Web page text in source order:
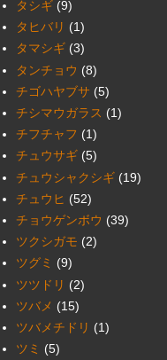
タシギ (9)
タヒバリ (1)
タマシギ (3)
タンチョウ (8)
チゴハヤブサ (5)
チシマウガラス (1)
チフチャフ (1)
チュウサギ (5)
チュウシャクシギ (19)
チュウヒ (52)
チョウゲンボウ (39)
ツクシガモ (2)
ツグミ (9)
ツツドリ (2)
ツバメ (15)
ツバメチドリ (1)
ツミ (5)